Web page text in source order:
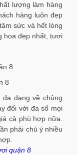
lượng làm hàng
hàng luôn đẹp
sức và hết lòng
hoa đẹp nhất, tươi
8
đa dạng về chủng
đối với đa số mọi
cả phù hợp nữa.
phải chú ý nhiều
quận 8